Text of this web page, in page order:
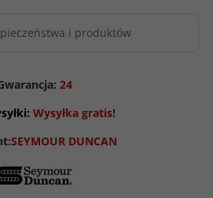
i produktów
24
Wysyłka gratis!
SEYMOUR DUNCAN